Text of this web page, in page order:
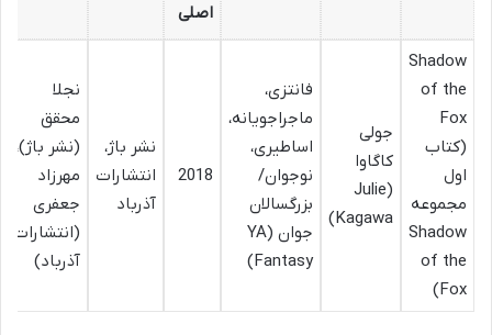
اصلی
Shadow
of the
Fox
(کتاب
اول
مجموعه
Shadow
of the
Fox)
جولی
کاگاوا
(Julie
Kagawa)
فانتزی،
ماجراجویانه،
اساطیری،
نوجوان/
بزرگسالان
جوان (YA
Fantasy)
2018
نشر باژ،
انتشارات
آذرباد
نجلا
محقق
(نشر باژ)،
مهرزاد
جعفری
(انتشارات
آذرباد)